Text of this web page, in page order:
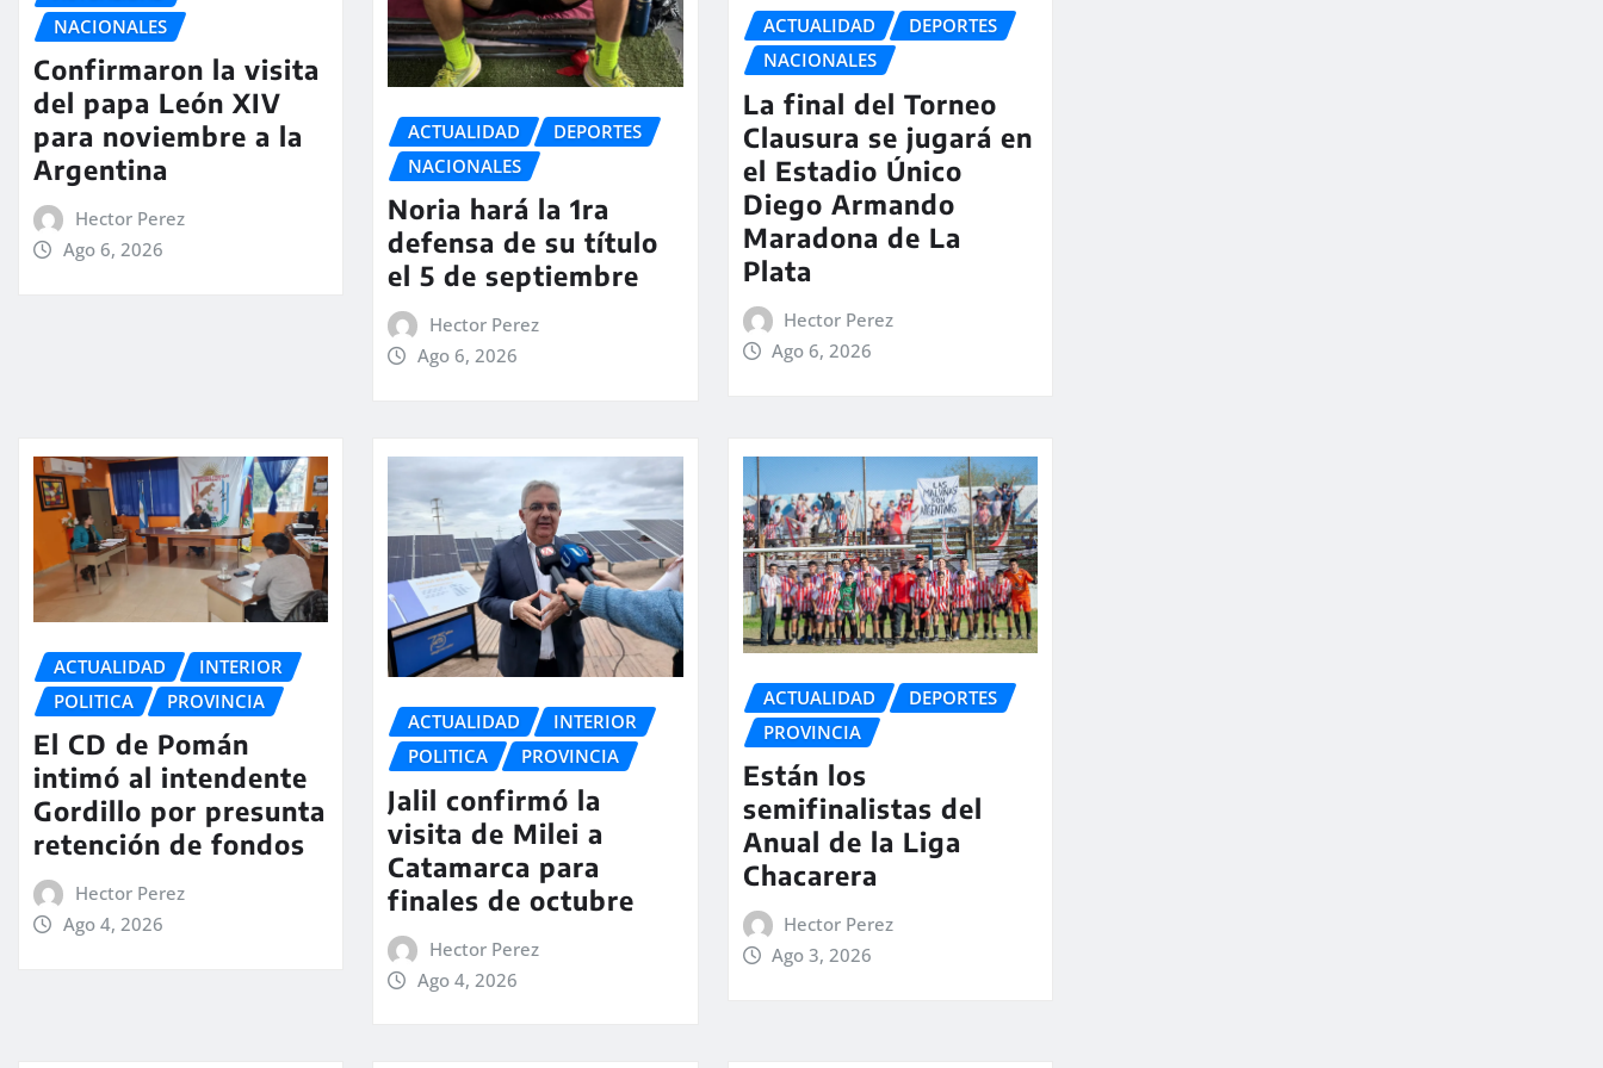
NACIONALES
Confirmaron la visita
del papa León XIV
para noviembre a la
Argentina
Hector Perez
Ago 6, 2026
ACTUALIDAD
DEPORTES
NACIONALES
Noria hará la 1ra
defensa de su título
el 5 de septiembre
Hector Perez
Ago 6, 2026
ACTUALIDAD
DEPORTES
NACIONALES
La final del Torneo
Clausura se jugará en
el Estadio Único
Diego Armando
Maradona de La
Plata
Hector Perez
Ago 6, 2026
ACTUALIDAD
INTERIOR
POLITICA
PROVINCIA
El CD de Pomán
intimó al intendente
Gordillo por presunta
retención de fondos
Hector Perez
Ago 4, 2026
ACTUALIDAD
INTERIOR
POLITICA
PROVINCIA
Jalil confirmó la
visita de Milei a
Catamarca para
finales de octubre
Hector Perez
Ago 4, 2026
ACTUALIDAD
DEPORTES
PROVINCIA
Están los
semifinalistas del
Anual de la Liga
Chacarera
Hector Perez
Ago 3, 2026